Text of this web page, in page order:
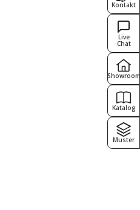
Kontakt
Live
Chat
Showroom
Katalog
Muster